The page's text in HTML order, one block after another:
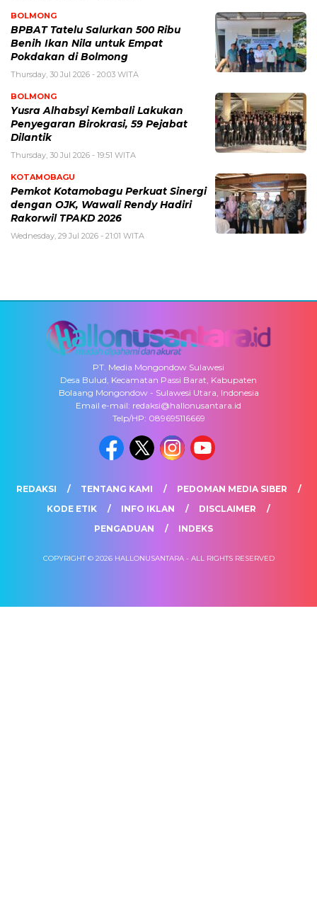
BOLMONG
BPBAT Tatelu Salurkan 500 Ribu
Benih Ikan Nila untuk Empat
Pokdakan di Bolmong
Thursday, 30 Jul 2026 - 20:03 WITA
BOLMONG
Yusra Alhabsyi Kembali Lakukan
Penyegaran Birokrasi, 59 Pejabat
Dilantik
Thursday, 30 Jul 2026 - 19:51 WITA
KOTAMOBAGU
Pemkot Kotamobagu Perkuat Sinergi
dengan OJK, Wawali Rendy Hadiri
Rakorwil TPAKD 2026
Wednesday, 29 Jul 2026 - 21:01 WITA
PT. Media Mongondow Sulawesi
Desa Bulud, Kecamatan Passi Barat, Kabupaten
Bolaang Mongondow - Sulawesi Utara, Indonesia
Email e-mail: redaksi@hallonusantara.id
Telp/HP: 089695116669
REDAKSI TENTANG KAMI
PEDOMAN MEDIA SIBER
KODE ETIK
INFO IKLAN
DISCLAIMER
PENGADUAN
INDEKS
COPYRIGHT © 2026 HALLONUSANTARA - ALL RIGHTS RESERVED